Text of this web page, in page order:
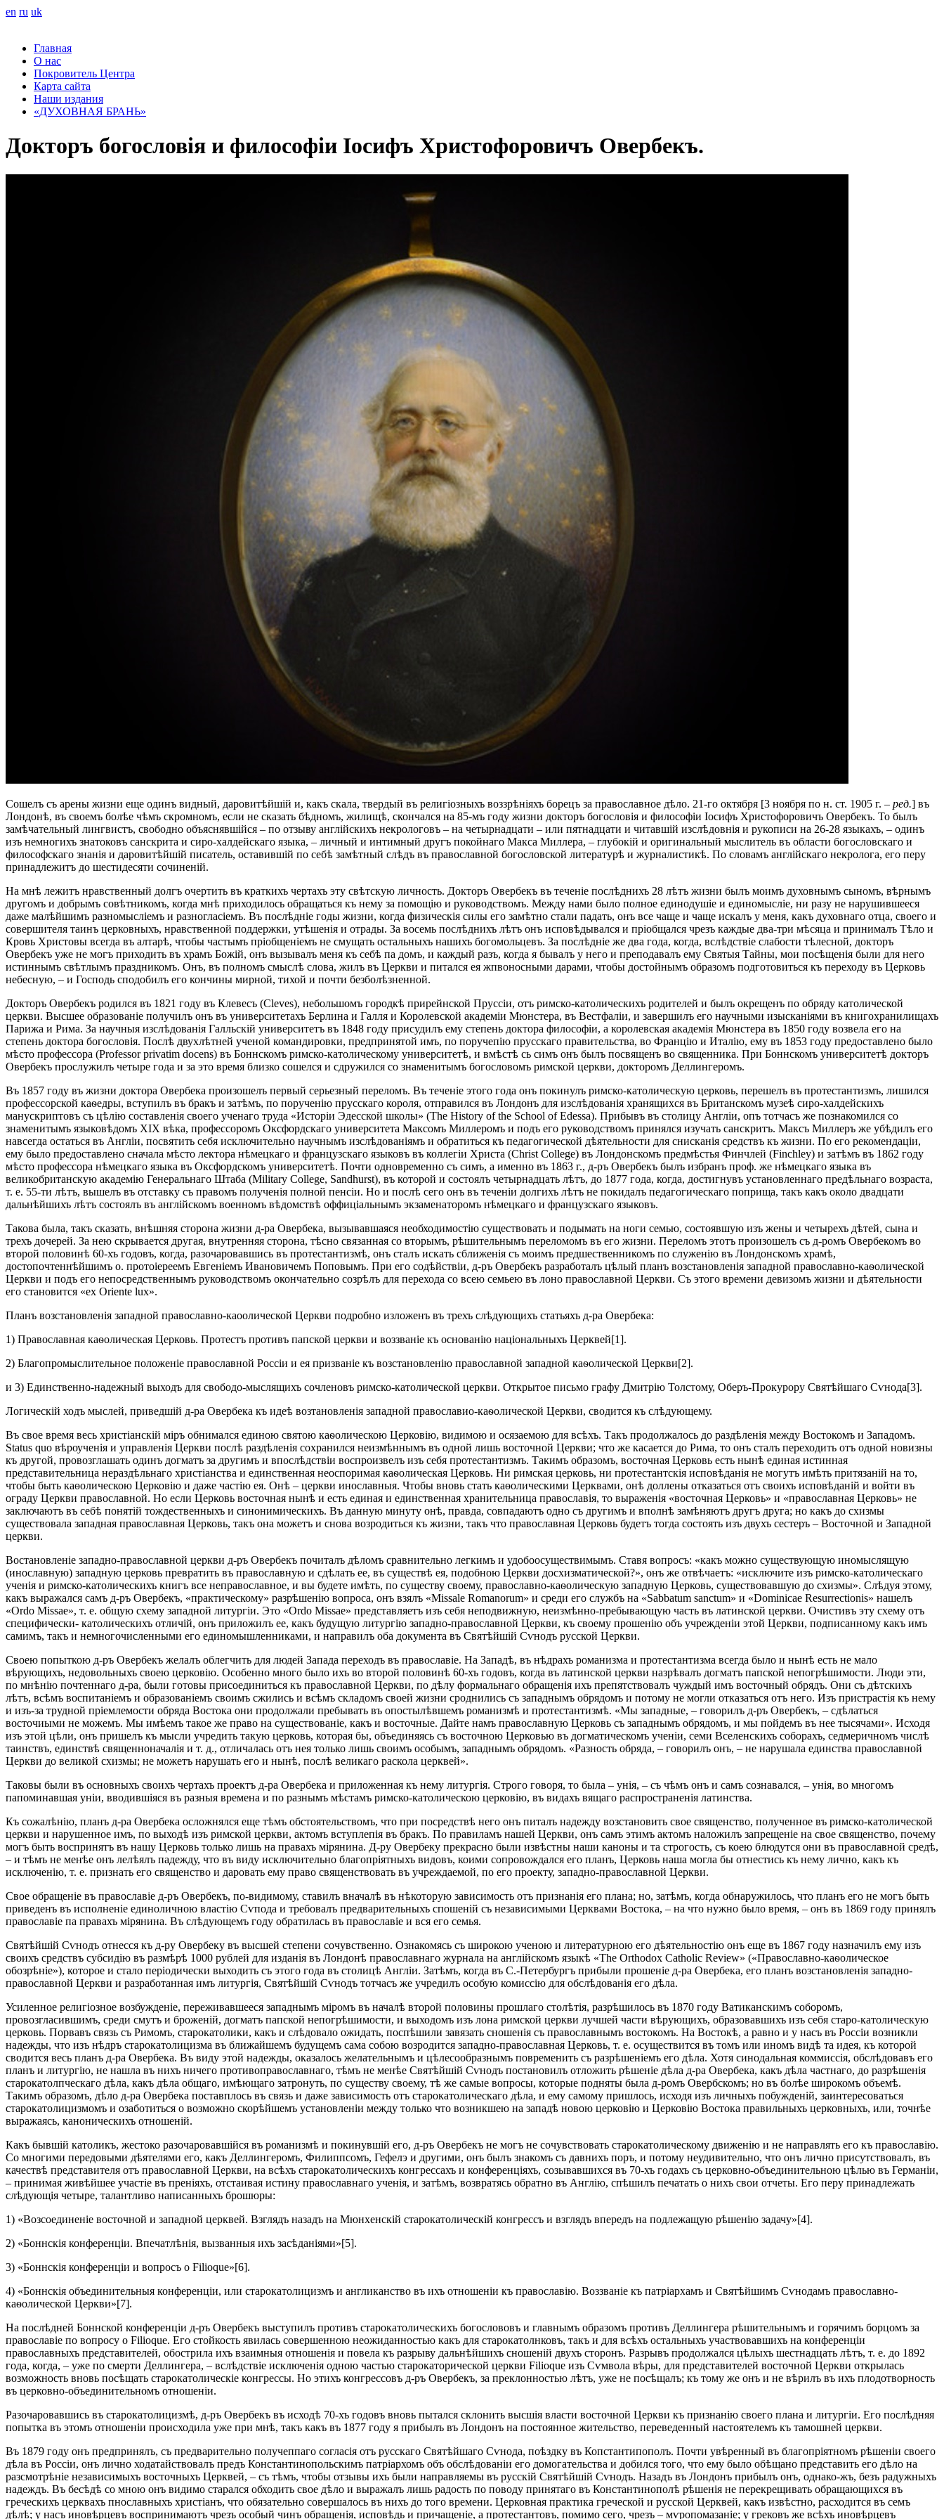
en ru uk
Главная
О нас
Покровитель Центра
Карта сайта
Наши издания
«ДУХОВНАЯ БРАНЬ»
Докторъ богословія и философіи Іосифъ Христофоровичъ Овербекъ.
Сошелъ съ арены жизни еще одинъ видный, даровитѣйшій и, какъ скала, твердый въ религіозныхъ воззрѣніяхъ борецъ за православное дѣло. 21-го октября [3 ноября по н. ст. 1905 г. – ред.] въ
Лондонѣ, въ своемъ болѣе чѣмъ скромномъ, если не сказать бѣдномъ, жилищѣ, скончался на 85-мъ году жизни докторъ богословія и философіи Іосифъ Христофоровичъ Овербекъ. То былъ
замѣчательный лингвистъ, свободно объяснявшійся – по отзыву англійскихъ некрологовъ – на четырнадцати – или пятнадцати и читавшій изслѣдовнія и рукописи на 26-28 языкахъ, – одинъ
изъ немногихъ знатоковъ санскрита и сиро-халдейскаго языка, – личный и интимный другъ покойнаго Макса Миллера, – глубокій и оригинальный мыслитель въ области богословскаго и
философскаго знанія и даровитѣйшій писатель, оставившій по себѣ замѣтный слѣдъ въ православной богословской литературѣ и журналистикѣ. По словамъ англійскаго некролога, его перу
принадлежитъ до шестидесяти сочиненій.
На мнѣ лежитъ нравственный долгъ очертить въ краткихъ чертахъ эту свѣтскую личность. Докторъ Овербекъ въ теченіе послѣднихъ 28 лѣтъ жизни былъ моимъ духовнымъ сыномъ, вѣрнымъ
другомъ и добрымъ совѣтникомъ, когда мнѣ приходилось обращаться къ нему за помощію и руководствомъ. Между нами было полное единодушіе и единомысліе, ни разу не нарушившееся
даже малѣйшимъ разномысліемъ и разногласіемъ. Въ послѣдніе годы жизни, когда физическія силы его замѣтно стали падать, онъ все чаще и чаще искалъ у меня, какъ духовнаго отца, своего и
совершителя таинъ церковныхъ, нравственной поддержки, утѣшенія и отрады. За восемь послѣднихъ лѣтъ онъ исповѣдывался и пріобщался чрезъ каждые два-три мѣсяца и принималъ Тѣло и
Кровь Христовы всегда въ алтарѣ, чтобы частымъ пріобщеніемъ не смущать остальныхъ нашихъ богомольцевъ. За послѣдніе же два года, когда, вслѣдствіе слабости тѣлесной, докторъ
Овербекъ уже не могъ приходить въ храмъ Божій, онъ вызывалъ меня къ себѣ па домъ, и каждый разъ, когда я бывалъ у него и преподавалъ ему Святыя Тайны, мои посѣщенія были для него
истиннымъ свѣтлымъ праздникомъ. Онъ, въ полномъ смыслѣ слова, жилъ въ Церкви и питался ея жпвоносными дарами, чтобы достойнымъ образомъ подготовиться къ переходу въ Церковь
небесную, – и Господь сподобилъ его кончины мирной, тихой и почти безболѣзненной.
Докторъ Овербекъ родился въ 1821 году въ Клевесъ (Cleves), небольшомъ городкѣ прирейнской Пруссіи, отъ римско-католическихъ родителей и былъ окрещенъ по обряду католической
церкви. Высшее образованіе получилъ онъ въ университетахъ Берлина и Галля и Королевской академіи Мюнстера, въ Вестфаліи, и завершилъ его научными изысканіями въ книгохранилищахъ
Парижа и Рима. За научныя изслѣдованія Галльскій университетъ въ 1848 году присудилъ ему степень доктора философіи, а королевская академія Мюнстера въ 1850 году возвела его на
степень доктора богословія. Послѣ двухлѣтней ученой командировки, предпринятой имъ, по поручепію прусскаго правительства, во Францію и Италію, ему въ 1853 году предоставлено было
мѣсто профессора (Professor privatim docens) въ Боннскомъ римско-католическому университетѣ, и вмѣстѣ сь симъ онъ былъ посвященъ во священника. При Боннскомъ университетѣ докторъ
Овербекъ прослужилъ четыре года и за это время близко сошелся и сдружился со знаменитымъ богословомъ римской церкви, докторомъ Деллингеромъ.
Въ 1857 году въ жизни доктора Овербека произошелъ первый серьезный переломъ. Въ теченіе этого года онъ покинулъ римско-католическую церковь, перешелъ въ протестантизмъ, лишился
профессорской каѳедры, вступилъ въ бракъ и затѣмъ, по порученію прусскаго короля, отправился въ Лондонъ для изслѣдованія хранящихся въ Британскомъ музеѣ сиро-халдейскихъ
манускриптовъ съ цѣлію составленія своего ученаго труда «Исторіи Эдесской школы» (The History of the School of Edessa). Прибывъ въ столицу Англіи, опъ тотчасъ же познакомился со
знаменитымъ языковѣдомъ XIX вѣка, профессоромъ Оксфордскаго университета Максомъ Миллеромъ и подъ его руководствомъ принялся изучать санскритъ. Максъ Миллеръ же убѣдилъ его
навсегда остаться въ Англіи, посвятить себя исключительно научнымъ изслѣдованіямъ и обратиться къ педагогической дѣятельности для снисканія средствъ къ жизни. По его рекомендаціи,
ему было предоставлено сначала мѣсто лектора нѣмецкаго и французскаго языковъ въ коллегіи Христа (Christ College) въ Лондонскомъ предмѣстья Финчлей (Finchley) и затѣмъ въ 1862 году
мѣсто профессора нѣмецкаго языка въ Оксфордскомъ университетѣ. Почти одновременно съ симъ, а именно въ 1863 г., д-ръ Овербекъ былъ избранъ проф. же нѣмецкаго языка въ
великобританскую академію Генеральнаго Штаба (Military College, Sandhurst), въ которой и состоялъ четырнадцать лѣтъ, до 1877 года, когда, достигнувъ установленнаго предѣльнаго возраста,
т. е. 55-ти лѣтъ, вышелъ въ отставку съ правомъ полученія полной пенсіи. Но и послѣ сего онъ въ теченіи долгихъ лѣтъ не покидалъ педагогическаго поприща, такъ какъ около двадцати
дальнѣйшихъ лѣтъ состоялъ въ англійскомъ военномъ вѣдомствѣ оффиціальнымъ экзаменаторомъ нѣмецкаго и французскаго языковъ.
Такова была, такъ сказать, внѣшняя сторона жизни д-ра Овербека, вызывавшаяся необходимостію существовать и подымать на ноги семью, состоявшую изъ жены и четырехъ дѣтей, сына и
трехъ дочерей. За нею скрывается другая, внутренняя сторона, тѣсно связанная со вторымъ, рѣшительнымъ переломомъ въ его жизни. Переломъ этотъ произошелъ съ д-ромъ Овербекомъ во
второй половинѣ 60-хъ годовъ, когда, разочаровавшись въ протестантизмѣ, онъ сталъ искать сближенія съ моимъ предшественникомъ по служенію въ Лондонскомъ храмѣ,
достопочтеннѣйшимъ о. протоіереемъ Евгеніемъ Ивановичемъ Поповымъ. При его содѣйствіи, д-ръ Овербекъ разработалъ цѣлый планъ возстановленія западной православно-каѳолической
Церкви и подъ его непосредственнымъ руководствомъ окончательно созрѣлъ для перехода со всею семьею въ лоно православной Церкви. Съ этого времени девизомъ жизни и дѣятельности
его становится «ех Oriente lux».
Планъ возстановленія западной православно-каоолической Церкви подробно изложенъ въ трехъ слѣдующихъ статьяхъ д-ра Овербека:
1) Православная каѳолическая Церковь. Протестъ противъ папской церкви и воззваніе къ основанію національныхъ Церквей[1].
2) Благопромыслительное положеніе православной Россіи и ея призваніе къ возстановленію православной западной каѳолической Церкви[2].
и 3) Единственно-надежный выходъ для свободо-мыслящихъ сочленовъ римско-католической церкви. Открытое письмо графу Дмитрію Толстому, Оберъ-Прокурору Святѣйшаго Сѵнода[3].
Логическій ходъ мыслей, приведшій д-ра Овербека къ идеѣ возтановленія западной православио-каѳолической Церкви, сводится къ слѣдующему.
Въ свое время весь христіанскій міръ обнимался единою святою каѳолическою Церковію, видимою и осязаемою для всѣхъ. Такъ продолжалось до раздѣленія между Востокомъ и Западомъ.
Status quo вѣроученія и управленія Церкви послѣ раздѣленія сохранился неизмѣннымъ въ одной лишь восточной Церкви; что же касается до Рима, то онъ сталъ переходить отъ одной новизны
къ другой, провозглашать одинъ догматъ за другимъ и впослѣдствіи воспроизвелъ изъ себя протестантизмъ. Такимъ образомъ, восточная Церковь есть нынѣ единая истинная
представительница нераздѣльнаго христіанства и единственная неоспоримая каѳолическая Церковь. Ни римская церковь, ни протестантскія исповѣданія не могутъ имѣть притязаній на то,
чтобы быть каѳолическою Церковію и даже частію ея. Онѣ – церкви инославныя. Чтобы вновь стать каѳолическими Церквами, онѣ доллены отказаться отъ своихъ исповѣданій и войти въ
ограду Церкви православной. Но если Церковь восточная нынѣ и есть единая и единственная хранительница православія, то выраженія «восточная Церковь» и «православная Церковь» не
заключаютъ въ себѣ понятій тождественныхъ и синонимическихъ. Въ данную минуту онѣ, правда, совпадаютъ одно съ другимъ и вполнѣ замѣняютъ другъ друга; но какъ до схизмы
существовала западная православная Церковь, такъ она можетъ и снова возродиться къ жизни, такъ что православная Церковь будетъ тогда состоять изъ двухъ сестеръ – Восточной и Западной
церкви.
Востановленіе западно-православной церкви д-ръ Овербекъ почиталъ дѣломъ сравнительно легкимъ и удобоосуществимымъ. Ставя вопросъ: «какъ можно существующую иномыслящую
(инославную) западную церковь превратить въ православную и сдѣлать ее, въ существѣ ея, подобною Церкви досхизматической?», онъ же отвѣчаетъ: «исключите изъ римско-католическаго
ученія и римско-католическихъ книгъ все неправославное, и вы будете имѣть, по существу своему, православно-каѳолическую западную Церковь, существовавшую до схизмы». Слѣдуя этому,
какъ выражался самъ д-ръ Овербекъ, «практическому» разрѣшенію вопроса, онъ взялъ «Missale Romanorum» и среди его службъ на «Sabbatum sanctum» и «Dominicae Resurrectionis» нашелъ
«Ordo Missae», т. e. общую схему западной литургіи. Это «Ordo Missae» представляетъ изъ себя неподвижную, неизмѣнно-пребывающую часть въ латинской церкви. Очистивъ эту схему отъ
специфически- католическихъ отличій, онъ приложилъ ее, какъ будущую литургію западно-православной Церкви, къ своему прошенію объ учрежденіи этой Церкви, подписанному какъ имъ
самимъ, такъ и немногочисленными его единомышленниками, и направилъ оба документа въ Святѣйшій Сѵнодъ русской Церкви.
Своею попыткою д-ръ Овербекъ желалъ облегчить для людей Запада переходъ въ православіе. На Западѣ, въ нѣдрахъ романизма и протестантизма всегда было и нынѣ есть не мало
вѣрующихъ, недовольныхъ своею церковію. Особенно много было ихъ во второй половинѣ 60-хъ годовъ, когда въ латинской церкви назрѣвалъ догматъ папской непогрѣшимости. Люди эти,
по мнѣнію почтеннаго д-ра, были готовы присоединиться къ православной Церкви, по дѣлу формальнаго обращенія ихъ препятствовалъ чуждый имъ восточный обрядъ. Они съ дѣтскихъ
лѣтъ, всѣмъ воспитаніемъ и образованіемъ своимъ сжились и всѣмъ складомъ своей жизни сроднились съ западнымъ обрядомъ и потому не могли отказаться отъ него. Изъ пристрастія къ нему
и изъ-за трудной пріемлемости обряда Востока они продолжали пребывать въ опостылѣвшемъ романизмѣ и протестантизмѣ. «Мы западные, – говорилъ д-ръ Овербекъ, – сдѣлаться
восточиыми не можемъ. Мы имѣемъ такое же право на существованіе, какъ и восточные. Дайте намъ православную Церковь съ западнымъ обрядомъ, и мы пойдемъ въ нее тысячами». Исходя
изъ этой цѣли, онъ пришелъ къ мысли учредить такую церковь, которая бы, объединяясь съ восточною Церковью въ догматическомъ ученіи, семи Вселенскихъ соборахъ, седмеричномъ числѣ
таинствъ, единствѣ священноначалія и т. д., отличалась отъ нея только лишь своимъ особымъ, западнымъ обрядомъ. «Разность обряда, – говорилъ онъ, – не нарушала единства православной
Церкви до великой схизмы; не можетъ нарушать его и нынѣ, послѣ великаго раскола церквей».
Таковы были въ основныхъ своихъ чертахъ проектъ д-ра Овербека и приложенная къ нему литургія. Строго говоря, то была – унія, – съ чѣмъ онъ и самъ сознавался, – унія, во многомъ
папоминавшая уніи, вводившіяся въ разныя времена и по разнымъ мѣстамъ римско-католическою церковію, въ видахъ вящаго распространенія латинства.
Къ сожалѣнію, планъ д-ра Овербека осложнялся еще тѣмъ обстоятельствомъ, что при посредствѣ него онъ питалъ надежду возстановить свое священство, полученное въ римско-католической
церкви и нарушенное имъ, по выходѣ изъ римской церкви, актомъ вступлепія въ бракъ. По правиламъ нашей Церкви, онъ самъ этимъ актомъ наложилъ запрещеніе на свое священство, почему
могъ быть воспринятъ въ нашу Церковь только лишь на правахъ мірянина. Д-ру Овербеку прекрасно были извѣстны наши каноны и та строгость, съ коею блюдутся они въ православной средѣ,
– и тѣмъ не менѣе онъ лелѣялъ падежду, что въ виду исключительно благопріятныхъ видовъ, коими сопровождался его планъ, Церковь наша могла бы отнестись къ нему лично, какъ къ
исключенію, т. е. признать его священство и даровать ему право священствовать въ учреждаемой, по его проекту, западно-православной Церкви.
Свое обращеніе въ православіе д-ръ Овербекъ, по-видимому, ставилъ вначалѣ въ нѣкоторую зависимость отъ признанія его плана; но, затѣмъ, когда обнаружилось, что планъ его не могъ быть
приведенъ въ исполненіе единоличною властію Сѵпода и требовалъ предварительныхъ спошеній съ независимыми Церквами Востока, – на что нужно было время, – онъ въ 1869 году принялъ
православіе па правахъ мірянина. Въ слѣдующемъ году обратилась въ православіе и вся его семья.
Святѣйшій Сѵнодъ отнесся къ д-ру Овербеку въ высшей степени сочувственно. Ознакомясь съ широкою ученою и литературною его дѣятельностію онъ еще въ 1867 году назначилъ ему изъ
своихъ средствъ субсидію въ размѣрѣ 1000 рублей для изданія въ Лондонѣ православнаго журнала на англійскомъ языкѣ «The Orthodox Catholic Review» («Православно-каѳолическое
обозрѣніе»), которое и стало періодически выходить съ этого года въ столицѣ Англіи. Затѣмъ, когда въ С.-Петербургъ прибыли прошеніе д-ра Овербека, его планъ возстановленія западно-
православной Церкви и разработанная имъ литургія, Святѣйшій Сѵнодъ тотчасъ же учредилъ особую комиссію для обслѣдованія его дѣла.
Усиленное религіозное возбужденіе, переживавшееся западнымъ міромъ въ началѣ второй половины прошлаго столѣтія, разрѣшилось въ 1870 году Ватиканскимъ соборомъ,
провозгласившимъ, среди смутъ и броженій, догматъ папской непогрѣшимости, и выходомъ изъ лона римской церкви лучшей части вѣрующихъ, образовавшихъ изъ себя старо-католическую
церковь. Порвавъ связь съ Римомъ, старокатолики, какъ и слѣдовало ожидать, поспѣшили завязать сношенія съ православнымъ востокомъ. На Востокѣ, а равно и у насъ въ Россіи возникли
надежды, что изъ нѣдръ старокатолицизма въ ближайшемъ будущемъ сама собою возродится западно-православная Церковь, т. е. осуществится въ томъ или иномъ видѣ та идея, къ которой
сводится весь планъ д-ра Овербека. Въ виду этой надежды, оказалось желательнымъ и цѣлесообразнымъ повременить съ разрѣшеніемъ его дѣла. Хотя синодальная коммиссія, обслѣдовавъ его
планъ и литургію, не нашла въ нихъ ничего противоправославнаго, тѣмъ не менѣе Святѣйшій Сѵнодъ постановилъ отложить рѣшеніе дѣла д-ра Овербека, какъ дѣла частнаго, до разрѣшенія
старокатолпческаго дѣла, какъ дѣла общаго, имѣющаго затронуть, по существу своему, тѣ же самые вопросы, которые подняты была д-ромъ Овербскомъ; но въ болѣе широкомъ объемѣ.
Такимъ образомъ, дѣло д-ра Овербека поставплось въ связь и даже зависимость отъ старокатолическаго дѣла, и ему самому пришлось, исходя изъ личныхъ побужденій, заинтересоваться
старокатолицизмомъ и озаботиться о возможно скорѣйшемъ установленіи между только что возникшею на западѣ новою церковію и Церковію Востока правильныхъ церковныхъ, или, точнѣе
выражаясь, каноническихъ отношеній.
Какъ бывшій католикъ, жестоко разочаровавшійся въ романизмѣ и покинувшій его, д-ръ Овербекъ не могъ не сочувствовать старокатолическому движенію и не направлять его къ православію.
Со многими передовыми дѣятелями его, какъ Деллингеромъ, Филиппсомъ, Гефелэ и другими, онъ былъ знакомъ съ давнихъ поръ, и потому неудивительно, что онъ лично присутствовалъ, въ
качествѣ представителя отъ православной Церкви, на всѣхъ старокатолическихъ конгрессахъ и конференціяхъ, созывавшихся въ 70-хъ годахъ съ церковно-объединительною цѣлью въ Германіи,
– принимая живѣйшее участіе въ преніяхъ, отстаивая истину православнаго ученія, и затѣмъ, возвратясь обратно въ Англію, спѣшилъ печатать о нихъ свои отчеты. Его перу принадлежать
слѣдующія четыре, талантливо написанныхъ брошюры:
1) «Возсоединеніе восточной и западной церквей. Взглядъ назадъ на Мюнхенскій старокатолическій конгрессъ и взглядъ впередъ на подлежащую рѣшенію задачу»[4].
2) «Боннскія конференціи. Впечатлѣнія, вызванныя ихъ засѣданіями»[5].
3) «Боннскія конференціи и вопросъ о Filioque»[6].
4) «Боннскія объединительныя конференціи, или старокатолицизмъ и англиканство въ ихъ отношеніи къ православію. Воззваніе къ патріархамъ и Святѣйшимъ Сѵнодамъ православно-
каѳолической Церкви»[7].
На послѣдней Боннской конференціи д-ръ Овербекъ выступилъ противъ старокатолическихъ богослововъ и главнымъ образомъ противъ Деллингера рѣшительнымъ и горячимъ борцомъ за
православіе по вопросу о Filioque. Его стойкость явилась совершенною неожиданностью какъ для старокатолнковъ, такъ и для всѣхъ остальныхъ участвовавшихъ на конференціи
православныхъ представителей, обострила ихъ взаимныя отношенія и повела къ разрыву дальнѣйшихъ сношеній двухъ сторонъ. Разрывъ продолжался цѣлыхъ шестнадцать лѣтъ, т. е. до 1892
года, когда, – уже по смерти Деллингера, – вслѣдствіе исключенія одною частью старокаторической церкви Filioque изъ Сѵмвола вѣры, для представителей восточной Церкви открылась
возможность вновь посѣщать старокатолическіе конгрессы. Но этихъ конгрессовъ д-ръ Овербекъ, за преклонностью лѣтъ, уже не посѣщалъ; къ тому же онъ и не вѣрилъ въ ихъ плодотворность
въ церковно-объединительномъ отношеніи.
Разочаровавшись въ старокатолицизмѣ, д-ръ Овербекъ въ исходѣ 70-хъ годовъ вновь пытался склонить высшія власти восточной Церкви къ признанію своего плана и литургіи. Его послѣдняя
попытка въ этомъ отношеніи происходила уже при мнѣ, такъ какъ въ 1877 году я прибылъ въ Лондонъ на постоянное жительство, переведенный настоятелемъ къ тамошней церкви.
Въ 1879 году онъ предпринялъ, съ предварительно получеппаго согласія отъ русскаго Святѣйшаго Сѵнода, поѣздку въ Копстантипополъ. Почти увѣренный въ благопріятномъ рѣшеніи своего
дѣла въ Россіи, онъ лично ходатайствовалъ предъ Константинопольскимъ патріархомъ объ обслѣдованіи его домогательства и добился того, что ему было обѣщано представить его дѣло на
разсмотрѣніе независимыхъ восточныхъ Церквей, – съ тѣмъ, чтобы отзывы ихъ были направляемы въ русскій Святѣйшій Сѵнодъ. Назадъ въ Лондонъ прибылъ онъ, однако-жъ, безъ радужныхъ
надеждъ. Въ бесѣдѣ со мною онъ видимо старался обходить свое дѣло и выражалъ лишь радость по поводу принятаго въ Константинополѣ рѣшенія не перекрещивать обращающихся въ
греческихъ церквахъ пнославныхъ христіанъ, что обязательно совершалось въ нихъ до того времени. Церковная практика греческой и русской Церквей, какъ извѣстно, расходится въ семъ
дѣлѣ; у насъ иновѣрцевъ воспринимаютъ чрезъ особый чинъ обращенія, исповѣдь и причащеніе, а протестантовъ, помимо сего, чрезъ – мѵропомазаніе; у грековъ же всѣхъ иновѣрцевъ